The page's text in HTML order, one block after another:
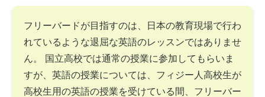
フリーバードが目指すのは、日本の教育現場で行わ
れているような退屈な英語のレッスンではありませ
ん。 国立高校では通常の授業に参加してもらいま
すが、英語の授業については、フィジー人高校生が
高校生用の英語の授業を受けている間、フリーバー